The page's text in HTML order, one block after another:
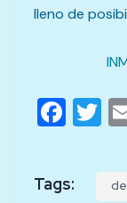
lleno de
Tags: